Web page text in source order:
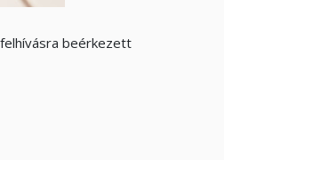
beérkezett